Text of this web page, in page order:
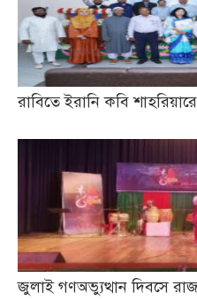
রাবিতে ইরানি কবি
জুলাই গণঅভ্যুত্থান দিবসে